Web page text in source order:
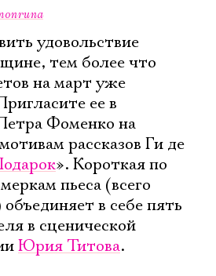
удовольствие
тем более что
на март уже
ее в
Фоменко на
рассказов Ги де
». Короткая по
пьеса (всего
в себе пять
в сценической
Юрия Титова.